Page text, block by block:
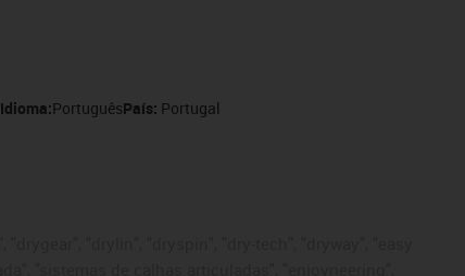
Idioma:PortuguêsPaís: Portugal